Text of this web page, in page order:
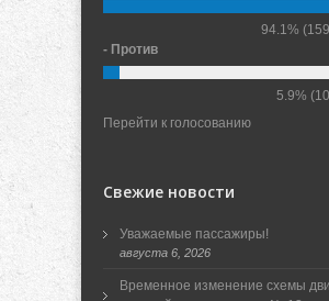
94.1%
- Против
5.9%
Перейти к голосованию
Свежие новости
Уважаемые пассажиры!
августа 6, 2026
Временное изменение схемы